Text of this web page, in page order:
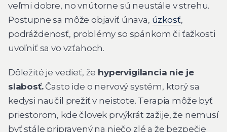
veľmi dobre, no vnútorne sú neustále v strehu.
Postupne sa môže objaviť únava, úzkosť,
podráždenosť, problémy so spánkom či ťažkosti
uvoľniť sa vo vzťahoch.
Dôležité je vedieť, že hypervigilancia nie je
slabosť.Často ide o nervový systém, ktorý sa
kedysi naučil prežiť v neistote. Terapia môže byť
priestorom, kde človek prvýkrát zažije, že nemusí
byť stále pripravený na niečo zlé a že bezpečie